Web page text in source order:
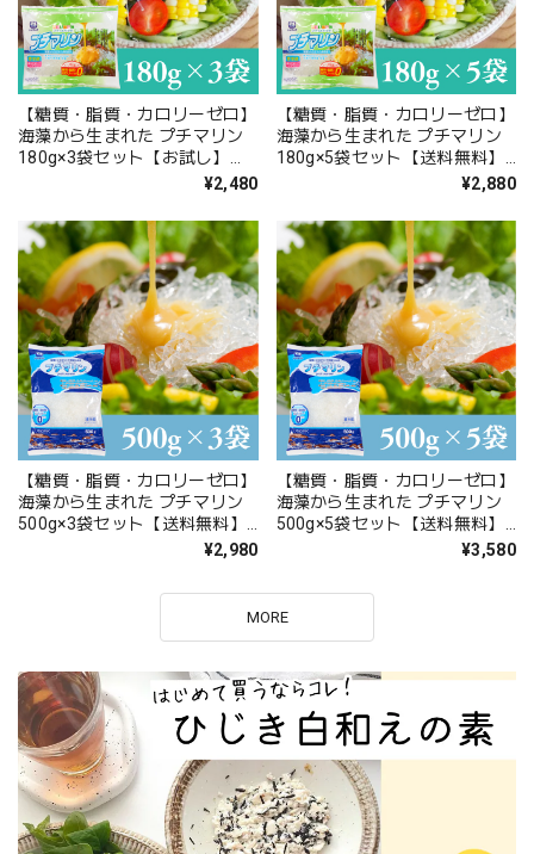
【糖質・脂質・カロリーゼロ】
海藻から生まれた プチマリン
180g×3袋セット【お試し】
【送料無料】北海道・沖縄は別
¥2,480
【糖質・脂質・カロリーゼロ】
海藻から生まれた プチマリン
180g×5袋セット【送料無料】
北海道・沖縄は別途送料¥2,880
【糖質・脂質・カロリーゼロ】
海藻から生まれた プチマリン
500g×3袋セット【送料無料】
北海道・沖縄は別途送料¥2,980
【糖質・脂質・カロリーゼロ】
海藻から生まれた プチマリン
500g×5袋セット【送料無料】
北海道・沖縄は別途送料¥3,580
MORE